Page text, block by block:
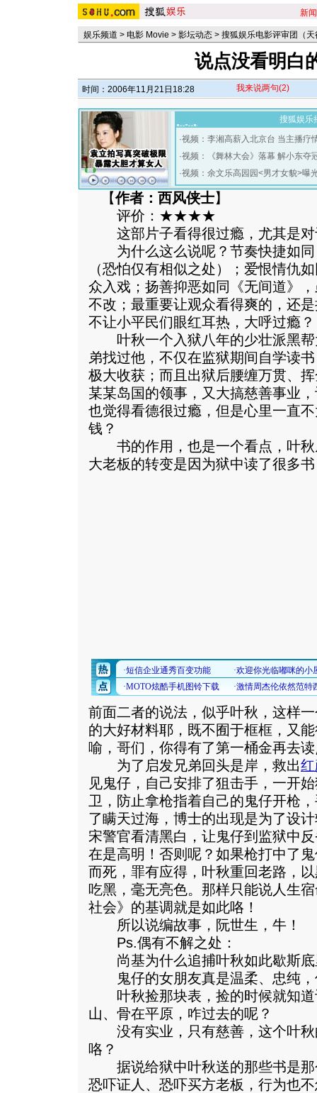
新闻
娱乐频道 > 电影 Movie > 影坛动态 > 搜狐娱乐电影评审团（天
说点没看明白
时间：2006年11月21日18:28 我来说两句(2)
搜狐娱乐
·视频：李湘高薪入北京台 当主播疗
·视频：《舞林大会》落幕 解小东夺
·视频：余文乐高园园<男才女貌>曝
【作者：西风侠士】
评价：★★★★
这部片子看得很过瘾，尤其是对
为什么这么说呢？节奏快捷如同
（恐怕仅有相似之处）；爱恨情仇
众入戏；扬善抑恶如同《无间道》
不改；最重要让观众看得爽的，还
不让小平民们眼红耳热，大呼过瘾？
叶秋一个入狱八年的少壮派黑帮
弟找过他，不仅在监狱期间自学读
极大收获；而且出狱后腰缠万贯、
某某岛国的领事，又大搞慈善事业
也觉得看德很过瘾，但是心里一直
钱？
书的作用，也是一个看点，叶秋
大老板的转变是因为狱中读了很多
前面二者的说法，似乎叶秋，这样
的大好材料耶，既不囿于框框，又
喻，哥们，你得有了第一桶金再去
为了启发兄弟回头是岸，救出
见鬼仔，自己安排了狙击手，一开
卫，防止拿枪指着自己的鬼仔开枪
了瞒天过海，博士的出现是为了设
宋警官看清黑白，让鬼仔到监狱中
在是高明！否则呢？如果枪打中了
而死，罪有应得，叶秋重回老路，
吃黑，毫无亮色。那样只能说人生
社会》的基调就是如此咯！
所以说编故事，阮世生，牛！
Ps.偶有不解之处：
尚基为什么追捕叶秋如此歇斯底
鬼仔的女朋友真是温柔、忠纯，
叶秋捡那块表，捡的时候就知道
山、骨在平原，咋过去的呢？
没有实业，只有慈善，这个叶秋
咯？
据说给狱中叶秋送的那些书是那
恐吓证人、恐吓买方老板，行为也